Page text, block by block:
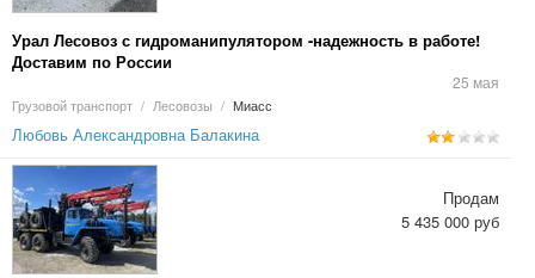
Урал Лесовоз с гидроманипулятором -надежность в работе!
Доставим по России
25 мая
Грузовой транспорт / Лесовозы / Миасс
Любовь Александровна Балакина
Продам
5 435 000 руб